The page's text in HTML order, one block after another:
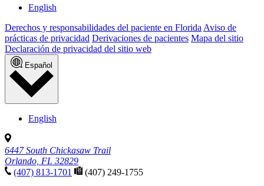
English
Derechos y responsabilidades del paciente en Florida Aviso de
prácticas de privacidad Derivaciones de pacientes Mapa del sitio
Declaración de privacidad del sitio web
Español
English
6447 South Chickasaw Trail
Orlando, FL 32829
(407) 813-1701
(407) 249-1755